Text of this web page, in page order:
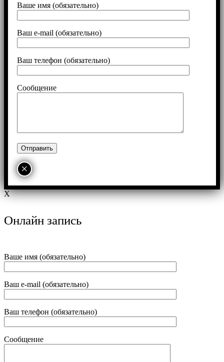
Ваше имя (обязательно)
Ваш e-mail (обязательно)
Ваш телефон (обязательно)
Сообщение
×
X
Онлайн запись
Ваше имя (обязательно)
Ваш e-mail (обязательно)
Ваш телефон (обязательно)
Сообщение